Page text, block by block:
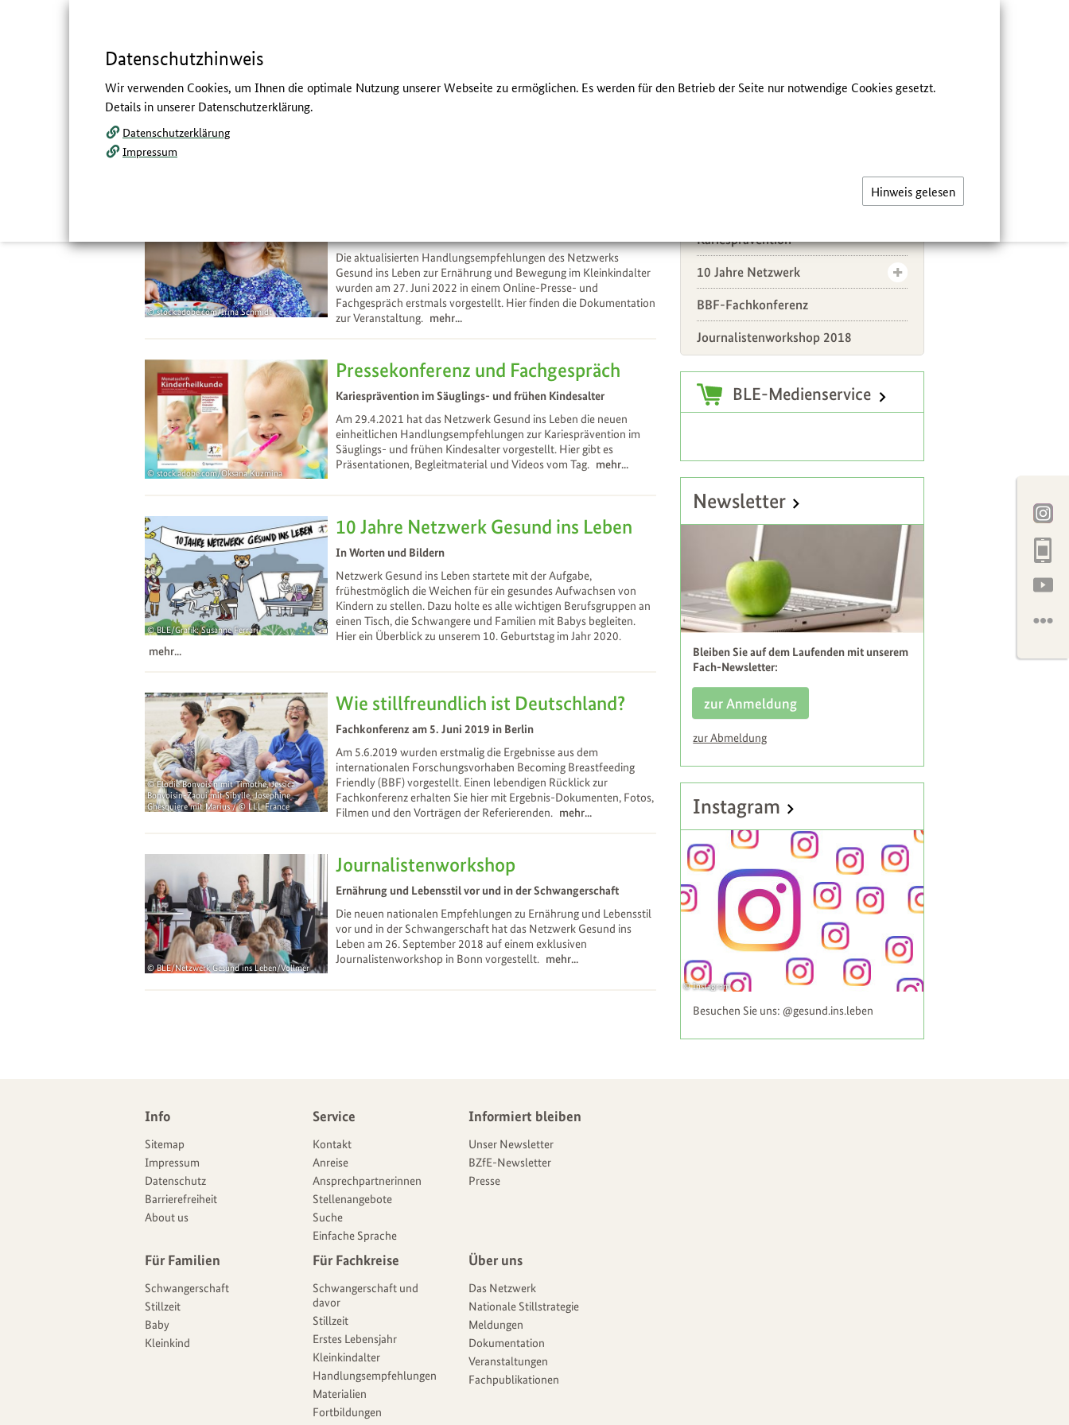
Navigation
und
Service
Hauptmenü
Servicemenü
Volltextsuche
Dokumentation
stock.adobe.com/Irina Schmidt
Die aktualisierten Handlungsempfehlungen des Netzwerks
Gesund ins Leben zur Ernährung und Bewegung im Kleinkindalter
wurden am 27. Juni 2022 in einem Online-Presse- und
Fachgespräch erstmals vorgestellt. Hier finden die Dokumentation
zur Veranstaltung. mehr...
stock.adobe.com/Oksana Kuzmina
Pressekonferenz und Fachgespräch
Kariesprävention im Säuglings- und frühen Kindesalter
Am 29.4.2021 hat das Netzwerk Gesund ins Leben die neuen
einheitlichen Handlungsempfehlungen zur Kariesprävention im
Säuglings- und frühen Kindesalter vorgestellt. Hier gibt es
Präsentationen, Begleitmaterial und Videos vom Tag. mehr...
BLE/Grafik: Susanne Ferrari
10 Jahre Netzwerk Gesund ins Leben
In Worten und Bildern
Netzwerk Gesund ins Leben startete mit der Aufgabe,
frühestmöglich die Weichen für ein gesundes Aufwachsen von
Kindern zu stellen. Dazu holte es alle wichtigen Berufsgruppen an
einen Tisch, die Schwangere und Familien mit Babys begleiten.
Hier ein Überblick zu unserem 10. Geburtstag im Jahr 2020.
mehr...
Elodie Bonvoisin mit Timothé, Jessica
Bonvoisin-Zaoui mit Sibylle, Josephine
Ghesquiere mit Marius / © LLL France
Wie stillfreundlich ist Deutschland?
Fachkonferenz am 5. Juni 2019 in Berlin
Am 5.6.2019 wurden erstmalig die Ergebnisse aus dem
internationalen Forschungsvorhaben Becoming Breastfeeding
Friendly (BBF) vorgestellt. Einen lebendigen Rücklick zur
Fachkonferenz erhalten Sie hier mit Ergebnis-Dokumenten, Fotos,
Filmen und den Vorträgen der Referierenden. mehr...
BLE/Netzwerk Gesund ins Leben/Vollmer
Journalistenworkshop
Ernährung und Lebensstil vor und in der Schwangerschaft
Die neuen nationalen Empfehlungen zu Ernährung und Lebensstil
vor und in der Schwangerschaft hat das Netzwerk Gesund ins
Leben am 26. September 2018 auf einem exklusiven
Journalistenworkshop in Bonn vorgestellt. mehr...
Empfehlungen Kleinkinder 2022
Kariesprävention
10 Jahre Netzwerk
BBF-Fachkonferenz
Journalistenworkshop 2018
Zusatzinformationen
BLE-Medienservice
Newsletter
Bleiben Sie auf dem Laufenden mit unserem
Fach-Newsletter:
zur Anmeldung
zur Abmeldung
Instagram
Instagram
Besuchen Sie uns: @gesund.ins.leben
Navigationsmöglichkeiten
Angebote
Info
Sitemap
Impressum
Datenschutz
Barrierefreiheit
About us
Service
Kontakt
Anreise
Ansprechpartnerinnen
Stellenangebote
Suche
Einfache Sprache
Informiert bleiben
Unser Newsletter
BZfE-Newsletter
Presse
Für Familien
Schwangerschaft
Stillzeit
Baby
Kleinkind
Für Fachkreise
Schwangerschaft und
davor
Stillzeit
Erstes Lebensjahr
Kleinkindalter
Handlungsempfehlungen
Materialien
Fortbildungen
Über uns
Das Netzwerk
Nationale Stillstrategie
Meldungen
Dokumentation
Veranstaltungen
Fachpublikationen
Datenschutzhinweis
Wir verwenden Cookies, um Ihnen die optimale Nutzung unserer Webseite zu ermöglichen. Es werden für den Betrieb der Seite nur notwendige Cookies gesetzt.
Details in unserer Datenschutzerklärung.
Datenschutzerklärung
Impressum
Hinweis gelesen